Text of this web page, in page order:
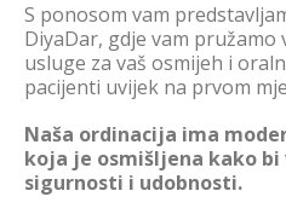
S ponosom vam
DiyaDar, gdje vam
usluge za vaš osmijeh i
pacijenti uvijek na prvom
Naša ordinacija ima
koja je osmišljena kako
sigurnosti i udobnosti.